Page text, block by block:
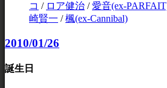
コ / ロア健治 /愛音(ex-
崎賢一 /楓(ex-Cannibal)
2010/01/26
誕生日